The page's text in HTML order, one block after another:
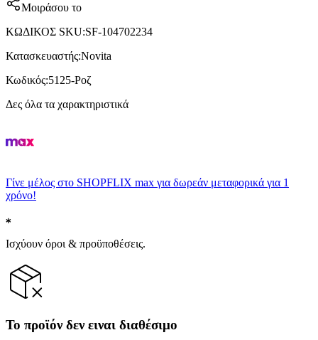
Μοιράσου το
ΚΩΔΙΚΟΣ SKU:SF-104702234
Κατασκευαστής:Novita
Κωδικός:5125-Ροζ
Δες όλα τα χαρακτηριστικά
Γίνε μέλος στο SHOPFLIX max για δωρεάν μεταφορικά για 1
χρόνο!
Ισχύουν όροι & προϋποθέσεις.
Το προϊόν δεν ειναι διαθέσιμο